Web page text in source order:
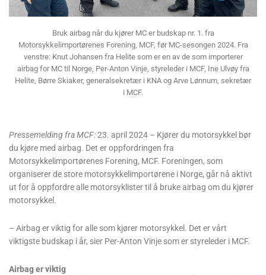
Bruk airbag når du kjører MC er budskap nr. 1. fra
Motorsykkelimportørenes Forening, MCF, før MC-sesongen 2024. Fra
venstre: Knut Johansen fra Helite som er en av de som importerer
airbag for MC til Norge, Per-Anton Vinje, styreleder i MCF, Ine Ulvøy fra
Helite, Børre Skiaker, generalsekretær i KNA og Arve Lønnum, sekretær
i MCF.
Pressemelding fra MCF:23. april 2024 – Kjører du motorsykkel bør
du kjøre med airbag. Det er oppfordringen fra
Motorsykkelimportørenes Forening, MCF. Foreningen, som
organiserer de store motorsykkelimportørene i Norge, går nå aktivt
ut for å oppfordre alle motorsyklister til å bruke airbag om du kjører
motorsykkel.
– Airbag er viktig for alle som kjører motorsykkel. Det er vårt
viktigste budskap i år, sier Per-Anton Vinje som er styreleder i MCF.
Airbag er viktig